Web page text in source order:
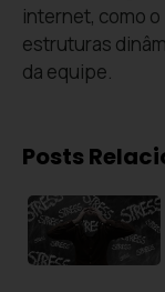
internet, como o
estruturas
da equipe.
Posts